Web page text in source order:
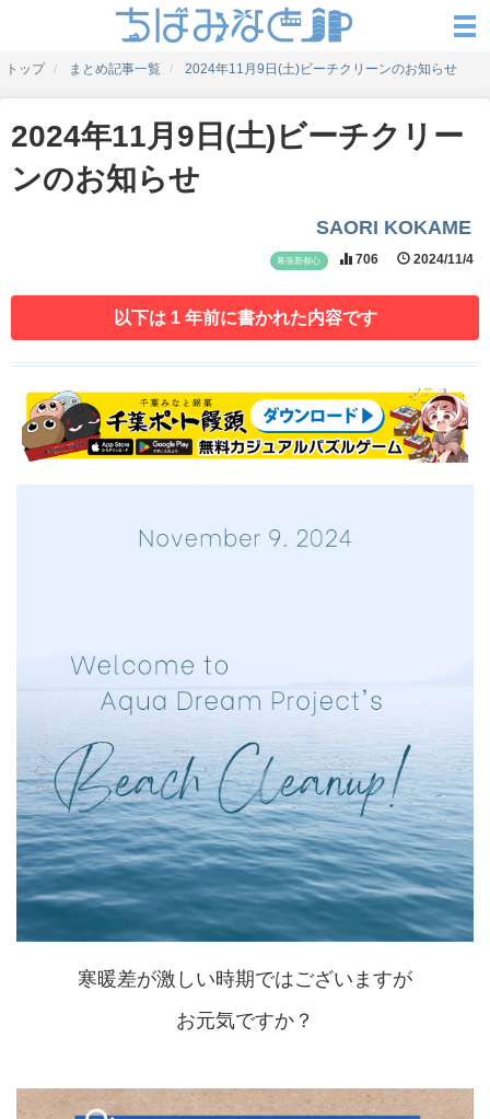
トップ まとめ記事一覧 2024年11月9日(土)ビーチクリーンのお知らせ
2024年11月9日(土)ビーチクリー
ンのお知らせ
SAORI KOKAME
幕張新都心 706 2024/11/4
以下は 1 年前に書かれた内容です
寒暖差が激しい時期ではございますが
お元気ですか？